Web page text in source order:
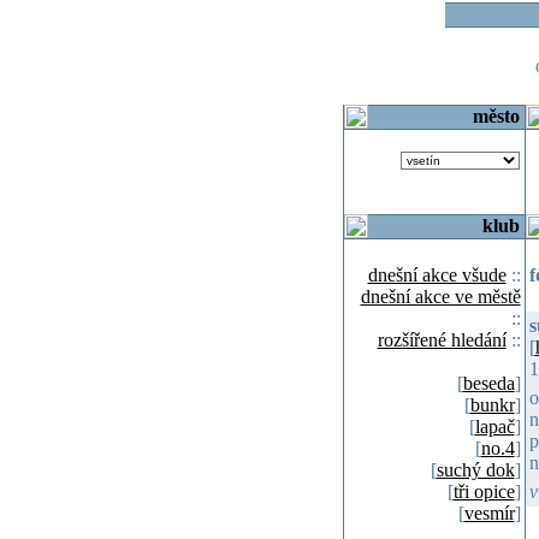
město
klub
dnešní akce všude::
dnešní akce ve městě
::
rozšířené hledání::
[beseda]
[bunkr]
[lapač]
[no.4]
[suchý dok]
[tři opice]
[vesmír]
[